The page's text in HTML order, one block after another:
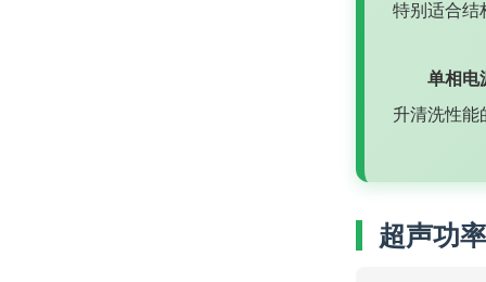
特别适合结
单相电
升清洗性能
超声功